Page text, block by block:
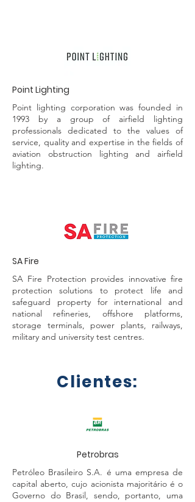
Point Lighting
Point lighting corporation was founded in
1993 by a group of airfield lighting
professionals dedicated to the values of
service, quality and expertise in the fields of
aviation obstruction lighting and airfield
lighting.
SA Fire
SA Fire Protection provides innovative fire
protection solutions to protect life and
safeguard property for international and
national refineries, offshore platforms,
storage terminals, power plants, railways,
military and university test centres.
Clientes:
Petrobras
Petróleo Brasileiro S.A. é uma empresa de
capital aberto, cujo acionista majoritário é o
Governo do Brasil, sendo, portanto, uma